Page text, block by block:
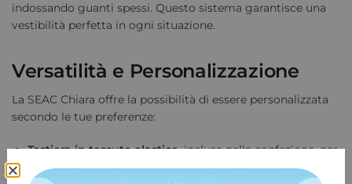
indossando guanti spessi. Questo sistema garantisce una
vestibilità perfetta in ogni situazione.
Versatilità e Personalizzazione
La SEAC Chiara offre la possibilità di essere personalizzata
secondo le tue preferenze:
Testiera in tessuto elastico, inclusa nella confezione, per
una calzata comoda e pratica.